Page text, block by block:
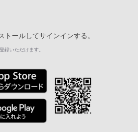
トールしてサインインする。
録いただけます。